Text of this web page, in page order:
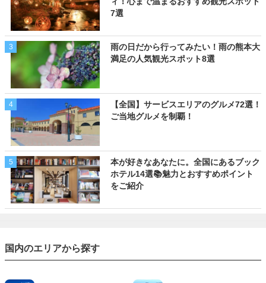
7選
3
雨の日だから行ってみたい！雨の熊本大
満足の人気観光スポット8選
4
【全国】サービスエリアのグルメ72選！
ご当地グルメを制覇！
5
本が好きなあなたに。全国にあるブック
ホテル14選📚魅力とおすすめポイント
をご紹介
国内のエリアから探す